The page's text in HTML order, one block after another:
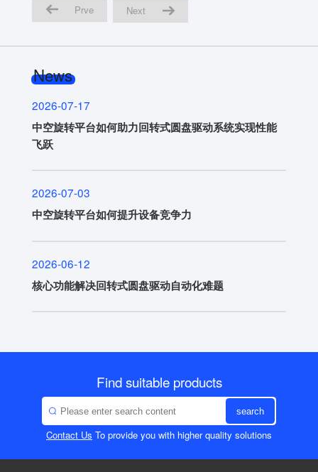
Prve Next
News
2026-07-17
中空旋转平台如何助力回转式圆盘驱动系统实现性能
飞跃
2026-07-03
中空旋转平台如何提升设备竞争力
2026-06-12
核心功能解决回转式圆盘驱动自动化难题
Find suitable products
search
Contact Us To provide you with higher quality solutions